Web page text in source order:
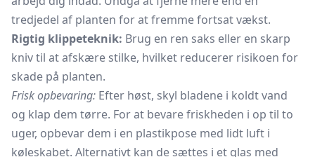
tredjedel af planten for at fremme fortsat vækst.
Rigtig klippeteknik: Brug en ren saks eller en skarp
kniv til at afskære stilke, hvilket reducerer risikoen for
skade på planten.
Frisk opbevaring: Efter høst, skyl bladene i koldt vand
og klap dem tørre. For at bevare friskheden i op til to
uger, opbevar dem i en plastikpose med lidt luft i
køleskabet. Alternativt kan de sættes i et glas med